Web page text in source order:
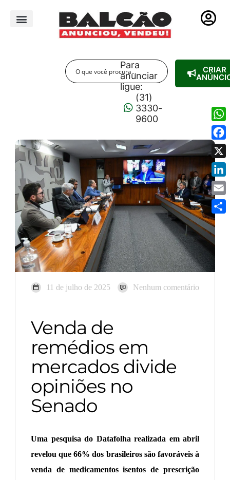
Para
anunciar
ligue:
(31)
3330-
9600
CRIAR
11 de julho de 2025 Nenhum comentário
Venda de
remédios em
mercados divide
opiniões no
Senado
Uma pesquisa do Datafolha realizada em abril
revelou que 66% dos brasileiros são favoráveis à
venda de medicamentos isentos de prescrição
X